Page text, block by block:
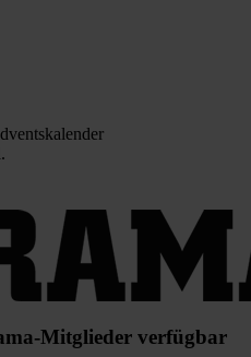
Mitglieder verfügbar